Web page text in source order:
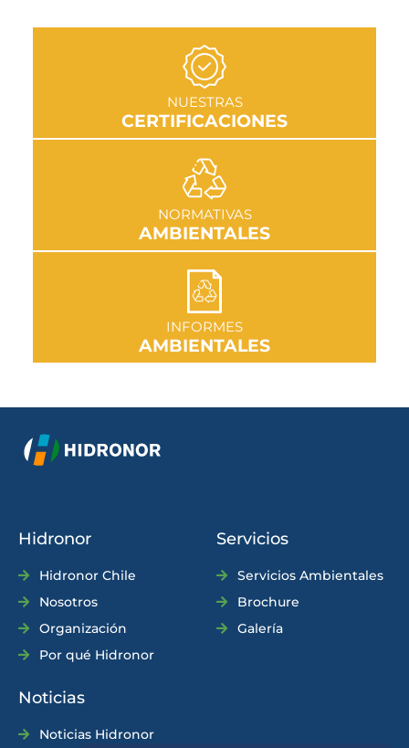
NUESTRAS
CERTIFICACIONES
IR A SECCIÓN
NORMATIVAS
AMBIENTALES
IR A SECCIÓN
INFORMES
AMBIENTALES
IR A SECCIÓN
Hidronor
Hidronor Chile
Nosotros
Organización
Por qué Hidronor
Servicios
Servicios Ambientales
Brochure
Galería
Noticias
Noticias Hidronor